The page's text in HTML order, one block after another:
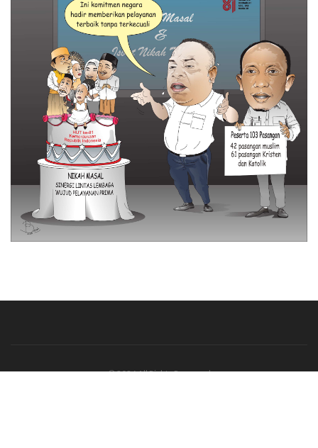
© 2026 All Rights Reserved